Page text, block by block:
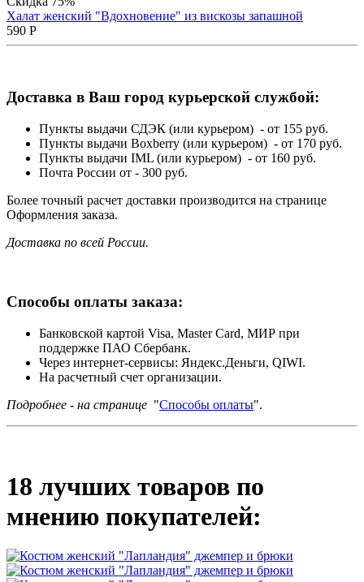
Халат женский "Вдохновение" из вискозы запашной
590 Р
Доставка в Ваш город курьерской службой:
Пункты выдачи СДЭК (или курьером) - от 155 руб.
Пункты выдачи Boxberry (или курьером) - от 170 руб.
Пункты выдачи IML (или курьером) - от 160 руб.
Почта России от - 300 руб.
Более точный расчет доставки производится на странице
Оформления заказа.
Доставка по всей России.
Способы оплаты заказа:
Банковской картой Visa, Master Card, МИР при
поддержке ПАО Сбербанк.
Через интернет-сервисы: Яндекс.Деньги, QIWI.
На расчетный счет организации.
Подробнее - на странице "Способы оплаты".
18 лучших товаров по
мнению покупателей: